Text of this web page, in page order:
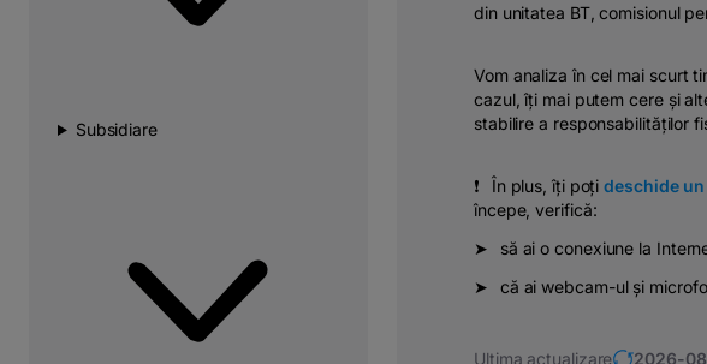
Subsidiare
din unitatea BT, comisionul
Vom analiza în cel mai scurt
cazul, îți mai putem cere și
stabilire a responsabilităților
❗⠀În plus, îți poțideschide
începe, verifică:
➤⠀să ai o conexiune la
➤⠀că ai webcam-ul și
Ultima actualizare 2026-